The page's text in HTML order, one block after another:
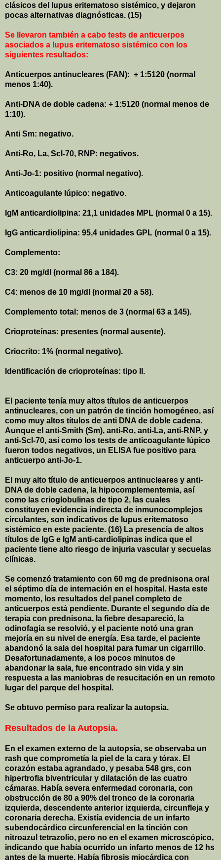
clásicos del lupus eritematoso sistémico, y dejaron
pocas alternativas diagnósticas. (15)
Se llevaron también a cabo tests de anticuerpos
asociados a lupus eritematoso sistémico con los
siguientes resultados:
Anticuerpos antinucleares (FAN): + 1:5120 (normal
menos 1:40).
Anti-DNA de doble cadena: + 1:5120 (normal menos de
1:10).
Anti Sm: negativo.
Anti-Ro, La, Scl-70, RNP: negativos.
Anti-Jo-1: positivo (normal negativo).
Anticoagulante lúpico: negativo.
IgM anticardiolipina: 21,1 unidades MPL (normal 0 a 15).
IgG anticardiolipina: 95,4 unidades GPL (normal 0 a 15).
Complemento:
C3: 20 mg/dl (normal 86 a 184).
C4: menos de 10 mg/dl (normal 20 a 58).
Complemento total: menos de 3 (normal 63 a 145).
Crioproteínas: presentes (normal ausente).
Criocrito: 1% (normal negativo).
Identificación de crioproteínas: tipo II.
El paciente tenía muy altos títulos de anticuerpos
antinucleares, con un patrón de tinción homogéneo, así
como muy altos títulos de anti DNA de doble cadena.
Aunque el anti-Smith (Sm), anti-Ro, anti-La, anti-RNP, y
anti-Scl-70, así como los tests de anticoagulante lúpico
fueron todos negativos, un ELISA fue positivo para
anticuerpo anti-Jo-1.
El muy alto título de anticuerpos antinucleares y anti-
DNA de doble cadena, la hipocomplementemia, así
como las crioglobulinas de tipo 2, las cuales
constituyen evidencia indirecta de inmunocomplejos
circulantes, son indicativos de lupus eritematoso
sistémico en este paciente. (16) La presencia de altos
títulos de IgG e IgM anti-cardiolipinas indica que el
paciente tiene alto riesgo de injuria vascular y secuelas
clínicas.
Se comenzó tratamiento con 60 mg de prednisona oral
el séptimo día de internación en el hospital. Hasta este
momento, los resultados del panel completo de
anticuerpos está pendiente. Durante el segundo día de
terapia con prednisona, la fiebre desapareció, la
odinofagia se resolvió, y el paciente notó una gran
mejoría en su nivel de energía. Esa tarde, el paciente
abandonó la sala del hospital para fumar un cigarrillo.
Desafortunadamente, a los pocos minutos de
abandonar la sala, fue encontrado sin vida y sin
respuesta a las maniobras de resucitación en un remoto
lugar del parque del hospital.
Se obtuvo permiso para realizar la autopsia.
Resultados de la Autopsia.
En el examen externo de la autopsia, se observaba un
rash que comprometía la piel de la cara y tórax. El
corazón estaba agrandado, y pesaba 548 grs, con
hipertrofia biventricular y dilatación de las cuatro
cámaras. Había severa enfermedad coronaria, con
obstrucción de 80 a 90% del tronco de la coronaria
izquierda, descendente anterior izquierda, circunfleja y
coronaria derecha. Existía evidencia de un infarto
subendocárdico circunferencial en la tinción con
nitroazul tetrazolio, pero no en el examen microscópico,
indicando que había ocurrido un infarto menos de 12 hs
antes de la muerte. Había fibrosis miocárdica con